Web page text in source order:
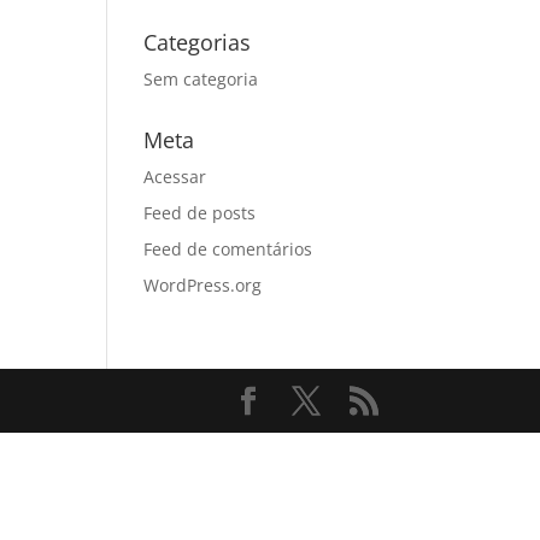
Categorias
Sem categoria
Meta
Acessar
Feed de posts
Feed de comentários
WordPress.org